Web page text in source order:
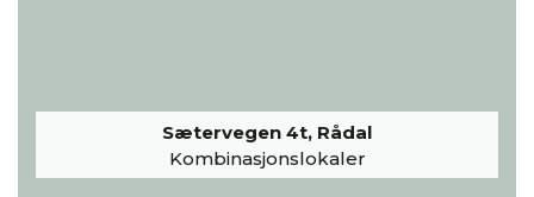
Sætervegen 4t, Rådal
Kombinasjonslokaler